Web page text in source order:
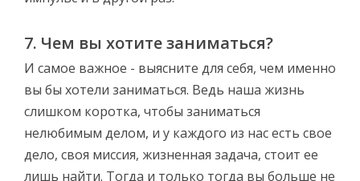
7. Чем вы хотите заниматься?
И самое важное - выясните для себя, чем именно
вы бы хотели заниматься. Ведь наша жизнь
слишком коротка, чтобы заниматься
нелюбимым делом, и у каждого из нас есть свое
дело, своя миссия, жизненная задача, стоит ее
лишь найти. Тогда и только тогда вы больше не